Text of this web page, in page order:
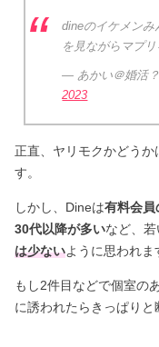
dineのイケメン
を見ながらマプリ
— あかい＠婚活
2023
正直、ヤリモクかどう
す。
しかし、Dineは有料会員
30代以降が多いなど、
は少ないように思われま
もし2件目などで個室の
に誘われたらきっぱりと